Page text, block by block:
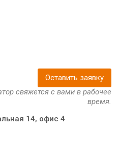
Оставить заявку
свяжется с вами в рабочее
время.
14, офис 4